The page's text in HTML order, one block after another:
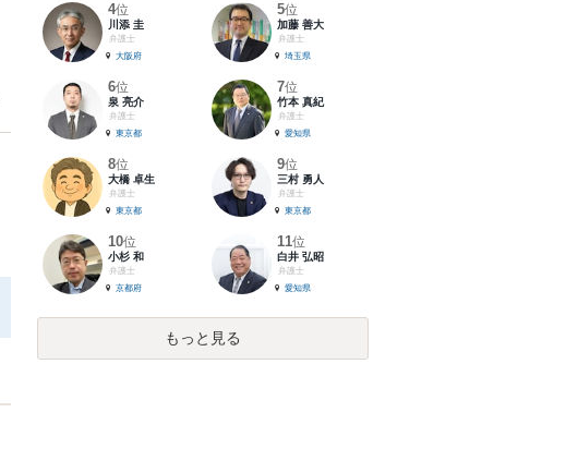
4位
川添 圭
弁護士
大阪府
5位
加藤 善大
弁護士
埼玉県
6位
泉 亮介
弁護士
東京都
7位
竹本 真紀
弁護士
愛知県
8位
大橋 卓生
弁護士
東京都
9位
三村 勇人
弁護士
東京都
10位
小杉 和
弁護士
京都府
11位
白井 弘昭
弁護士
愛知県
もっと見る